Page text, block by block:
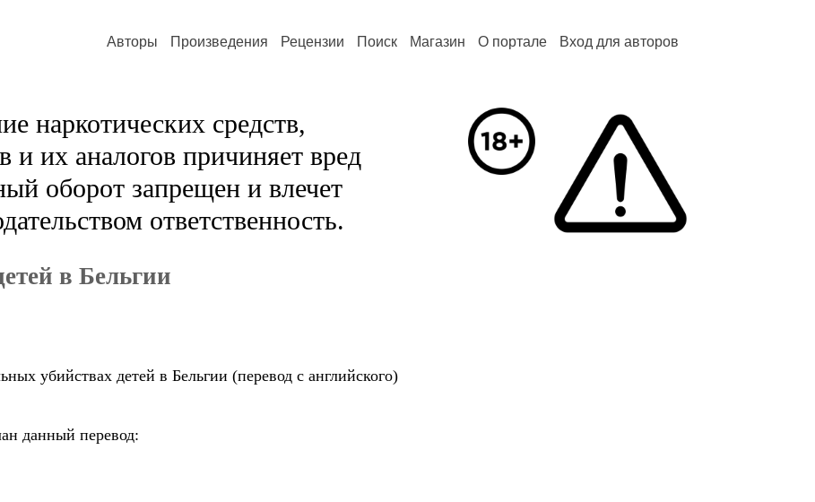
Авторы Произведения Рецензии Поиск Магазин О портале Вход для авторов
наркотических средств,
и их аналогов причиняет вред
оборот запрещен и влечет
ответственность.
в Бельгии
убийствах детей в Бельгии (перевод с английского)
данный перевод: